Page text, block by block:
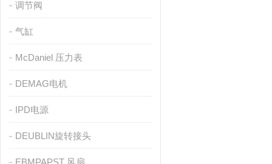
调节阀
气缸
McDaniel 压力表
DEMAG电机
IPD电源
DEUBLIN旋转接头
EBMPAPST 风扇